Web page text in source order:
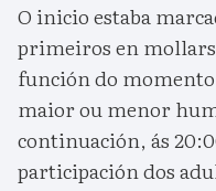
O inicio estaba
primeiros en
función do momento
maior ou menor
continuación, ás
participación dos